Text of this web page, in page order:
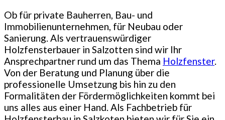
Ob für private Bauherren, Bau- und
Immobilienunternehmen, für Neubau oder
Sanierung. Als vertrauenswürdiger
Holzfensterbauer in Salzotten sind wir Ihr
Ansprechpartner rund um das Thema Holzfenster.
Von der Beratung und Planung über die
professionelle Umsetzung bis hin zu den
Formalitäten der Fördermöglichkeiten kommt bei
uns alles aus einer Hand. Als Fachbetrieb für